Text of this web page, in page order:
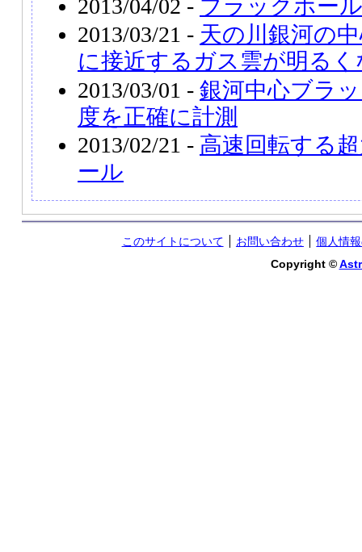
2013/04/02 - ブラックホー
2013/03/21 - 天の川銀河の
に接近するガス雲が明る
2013/03/01 - 銀河中心ブラ
度を正確に計測
2013/02/21 - 高速回転する
ール
このサイトについて お問い合わせ
個人情
Copyright ©